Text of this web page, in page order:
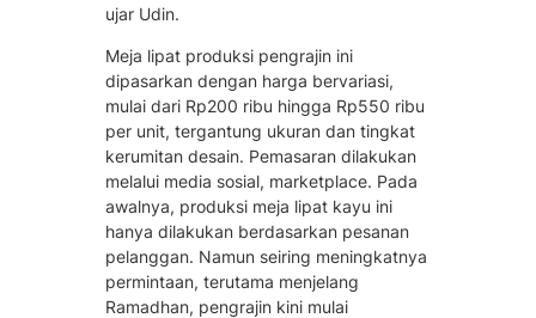
ujar Udin.
Meja lipat produksi pengrajin ini
dipasarkan dengan harga bervariasi,
mulai dari Rp200 ribu hingga Rp550 ribu
per unit, tergantung ukuran dan tingkat
kerumitan desain. Pemasaran dilakukan
melalui media sosial, marketplace. Pada
awalnya, produksi meja lipat kayu ini
hanya dilakukan berdasarkan pesanan
pelanggan. Namun seiring meningkatnya
permintaan, terutama menjelang
Ramadhan, pengrajin kini mulai